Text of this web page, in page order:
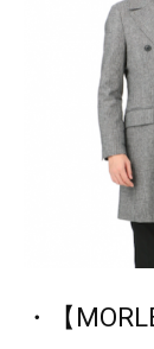
・【